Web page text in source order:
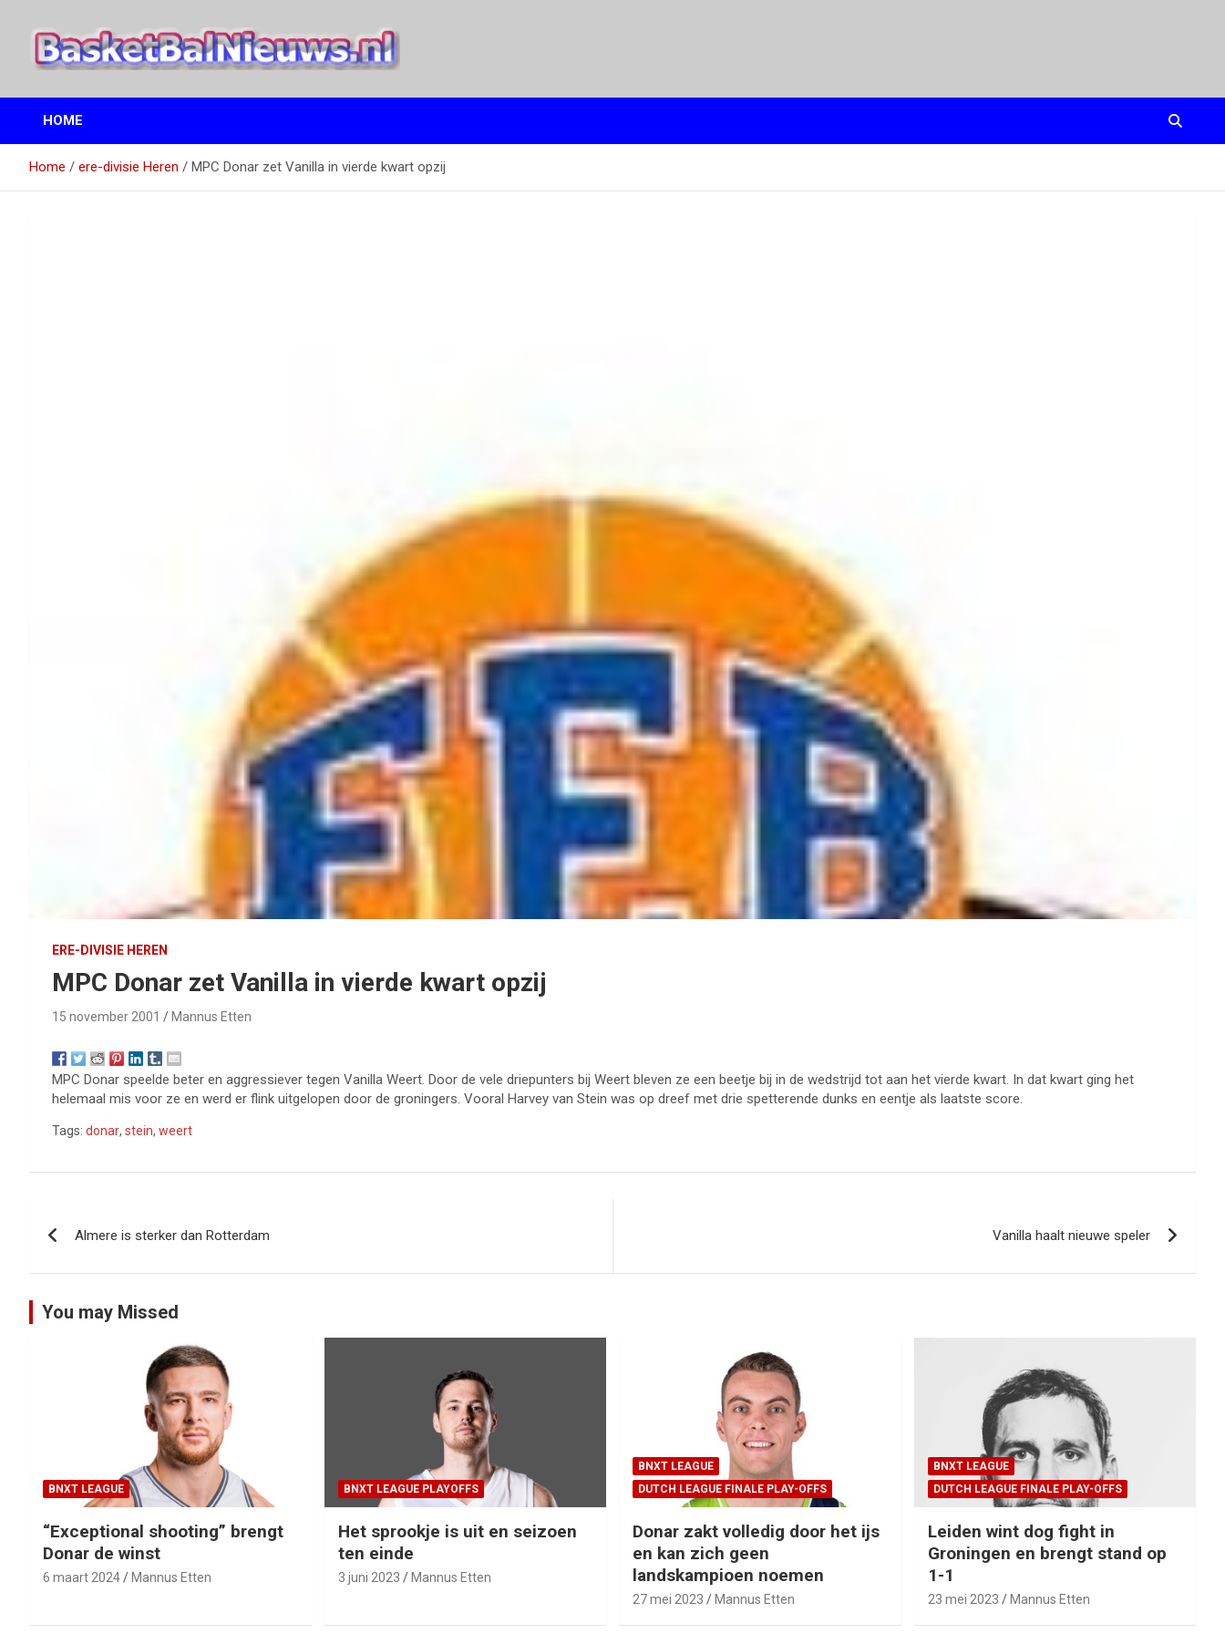
inhoud
BasketBalNieuws.nl
Etten
HOME
Home ere-divisie Heren MPC Donar zet Vanilla in vierde kwart opzij
ERE-DIVISIE HEREN
MPC Donar zet Vanilla in vierde kwart opzij
15 november 2001 Mannus Etten
MPC Donar speelde beter en aggressiever tegen Vanilla Weert. Door de vele driepunters bij Weert bleven ze een beetje bij in de wedstrijd tot aan het vierde kwart. In dat kwart ging het
helemaal mis voor ze en werd er flink uitgelopen door de groningers. Vooral Harvey van Stein was op dreef met drie spetterende dunks en eentje als laatste score.
Tags: donar, stein, weert
navigatie
Almere is sterker dan Rotterdam Vanilla haalt nieuwe speler
You may Missed
BNXT LEAGUE
“Exceptional shooting” brengt
Donar de winst
6 maart 2024 Mannus Etten
BNXT LEAGUE PLAYOFFS
Het sprookje is uit en seizoen
ten einde
3 juni 2023 Mannus Etten
BNXT LEAGUE
DUTCH LEAGUE FINALE PLAY-OFFS
Donar zakt volledig door het ijs
en kan zich geen
landskampioen noemen
27 mei 2023 Mannus Etten
BNXT LEAGUE
DUTCH LEAGUE FINALE PLAY-OFFS
Leiden wint dog fight in
Groningen en brengt stand op
1-1
23 mei 2023 Mannus Etten